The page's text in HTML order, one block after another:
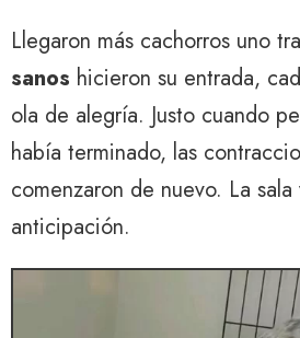
Llegaron más cachorros uno
sanos hicieron su entrada,
ola de alegría. Justo cuando
había terminado, las
comenzaron de nuevo. La
anticipación.